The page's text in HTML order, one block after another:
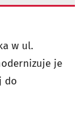
w ul.
je
do